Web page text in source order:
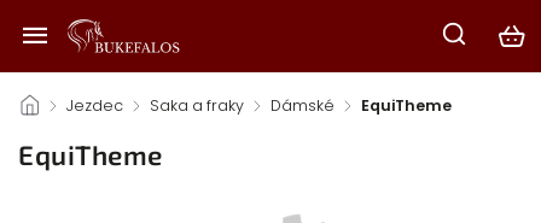
/ Jezdec / Saka a fraky / Dámské / EquiTheme
EquiTheme